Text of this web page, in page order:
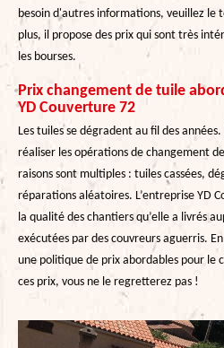
besoin d'autres informations, veuillez
plus, il propose des prix qui sont très
les bourses.
Prix changement de tuile
YD Couverture 72
Les tuiles se dégradent au fil des
réaliser les opérations de changement
raisons sont multiples : tuiles cassées,
réparations aléatoires. L’entreprise YD
la qualité des chantiers qu’elle a livrés
exécutées par des couvreurs aguerris.
une politique de prix abordables pour le
ces prix, vous ne le regretterez pas !